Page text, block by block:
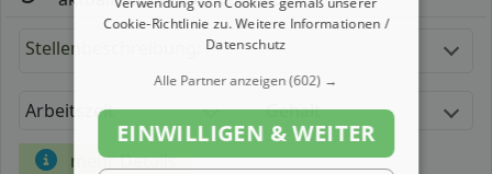
Stellenbeschreibung:
Arbeitszeit Gehalt
mehr Details
Cookie-Richtlinie zu.Weitere Informationen /
Datenschutz
Alle Partner anzeigen(602) →
EINWILLIGEN & WEITER